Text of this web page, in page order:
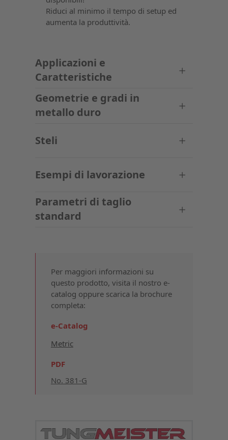
Riduci al minimo il tempo di setup ed
aumenta la produttività.
Applicazioni e
Caratteristiche
Geometrie e gradi in
metallo duro
Steli
Esempi di lavorazione
Parametri di taglio
standard
Per maggiori informazioni su
questo prodotto, visita il nostro e-
catalog oppure scarica la brochure
completa:
e-Catalog
Metric
PDF
No. 381-G